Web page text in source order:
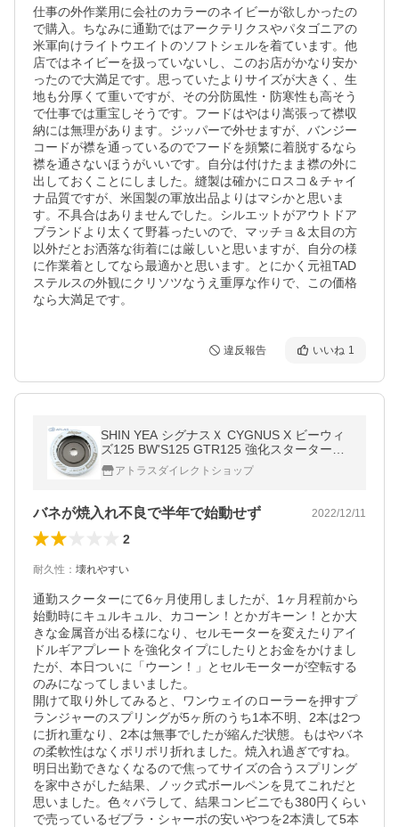
仕事の外作業用に会社のカラーのネイビーが欲しかったの
で購入。ちなみに通勤ではアークテリクスやパタゴニアの
米軍向けライトウエイトのソフトシェルを着ています。他
店ではネイビーを扱っていないし、このお店がかなり安か
ったので大満足です。思っていたよりサイズが大きく、生
地も分厚くて重いですが、その分防風性・防寒性も高そう
で仕事では重宝しそうです。フードはやはり嵩張って襟収
納には無理があります。ジッパーで外せますが、バンジー
コードが襟を通っているのでフードを頻繁に着脱するなら
襟を通さないほうがいいです。自分は付けたまま襟の外に
出しておくことにしました。縫製は確かにロスコ＆チャイ
ナ品質ですが、米国製の軍放出品よりはマシかと思いま
す。不具合はありませんでした。シルエットがアウトドア
ブランドより太くて野暮ったいので、マッチョ＆太目の方
以外だとお洒落な街着には厳しいと思いますが、自分の様
に作業着としてなら最適かと思います。とにかく元祖TAD
ステルスの外観にクリソツなうえ重厚な作りで、この価格
なら大満足です。
違反報告 いいね 1
SHIN YEA シグナスＸ CYGNUS X ビーウィ
ズ125 BW'S125 GTR125 強化スターターク
ラッチ ワンウェイクラッチ 5珠タイプ
アトラスダイレクトショップ
バネが焼入れ不良で半年で始動せず 2022/12/11
2
耐久性 ： 壊れやすい
通勤スクーターにて6ヶ月使用しましたが、1ヶ月程前から
始動時にキュルキュル、カコーン！とかガキーン！とか大
きな金属音が出る様になり、セルモーターを変えたりアイ
ドルギアプレートを強化タイプにしたりとお金をかけまし
たが、本日ついに「ウーン！」とセルモーターが空転する
のみになってしまいました。
開けて取り外してみると、ワンウェイのローラーを押すプ
ランジャーのスプリングが5ヶ所のうち1本不明、2本は2つ
に折れ重なり、2本は無事でしたが縮んだ状態。もはやバネ
の柔軟性はなくポリポリ折れました。焼入れ過ぎですね。
明日出勤できなくなるので焦ってサイズの合うスプリング
を家中さがした結果、ノック式ボールペンを見てこれだと
思いました。色々バラして、結果コンビニでも380円くらい
で売っているゼブラ・シャーボの安いやつを2本潰して5本